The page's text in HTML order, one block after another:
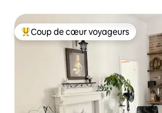
Coups de cœur voyageurs les plus
Coup de cœur voyageurs